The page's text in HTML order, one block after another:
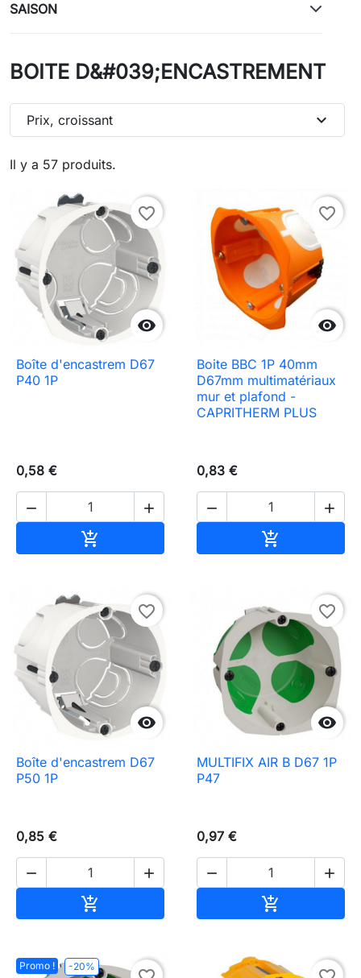
SAISON
BOITE D&#039;ENCASTREMENT
Il y a 57 produits.
Prix, croissant expand_more

favorite_border
Boîte d'encastrem D67
P40 1P
0,58 €
 


favorite_border
Boite BBC 1P 40mm
D67mm multimatériaux
mur et plafond -
CAPRITHERM PLUS
0,83 €
 


favorite_border
Boîte d'encastrem D67
P50 1P
0,85 €
 


favorite_border
MULTIFIX AIR B D67 1P
P47
0,97 €
 

Promo ! -20%